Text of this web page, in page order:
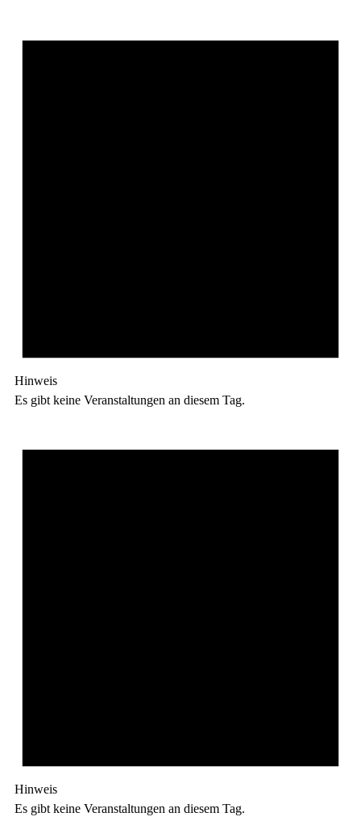
Hinweis
Es gibt keine Veranstaltungen an diesem Tag.
Hinweis
Es gibt keine Veranstaltungen an diesem Tag.